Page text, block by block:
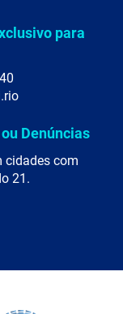
para
Denúncias
cidades com
21.